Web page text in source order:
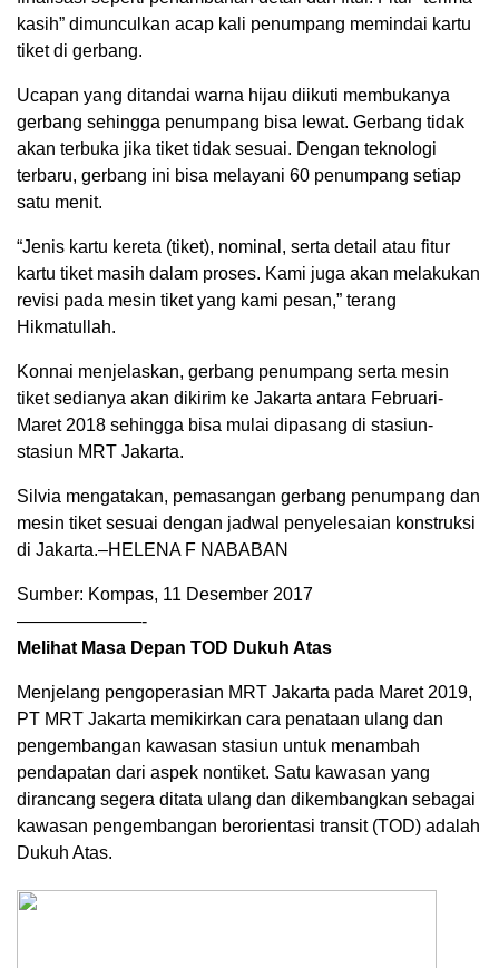
kasih” dimunculkan acap kali penumpang memindai kartu
tiket di gerbang.
Ucapan yang ditandai warna hijau diikuti membukanya
gerbang sehingga penumpang bisa lewat. Gerbang tidak
akan terbuka jika tiket tidak sesuai. Dengan teknologi
terbaru, gerbang ini bisa melayani 60 penumpang setiap
satu menit.
“Jenis kartu kereta (tiket), nominal, serta detail atau fitur
kartu tiket masih dalam proses. Kami juga akan melakukan
revisi pada mesin tiket yang kami pesan,” terang
Hikmatullah.
Konnai menjelaskan, gerbang penumpang serta mesin
tiket sedianya akan dikirim ke Jakarta antara Februari-
Maret 2018 sehingga bisa mulai dipasang di stasiun-
stasiun MRT Jakarta.
Silvia mengatakan, pemasangan gerbang penumpang dan
mesin tiket sesuai dengan jadwal penyelesaian konstruksi
di Jakarta.–HELENA F NABABAN
Sumber: Kompas, 11 Desember 2017
———————-
Melihat Masa Depan TOD Dukuh Atas
Menjelang pengoperasian MRT Jakarta pada Maret 2019,
PT MRT Jakarta memikirkan cara penataan ulang dan
pengembangan kawasan stasiun untuk menambah
pendapatan dari aspek nontiket. Satu kawasan yang
dirancang segera ditata ulang dan dikembangkan sebagai
kawasan pengembangan berorientasi transit (TOD) adalah
Dukuh Atas.